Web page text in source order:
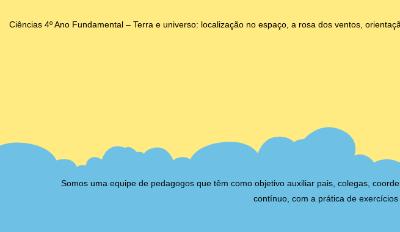
Ciências 4º Ano Fundamental – Terra e universo: localização no espaço, a rosa dos ventos,
Somos uma equipe de pedagogos que têm como objetivo auxiliar pais, colegas,
contínuo, com a prática de exercícios